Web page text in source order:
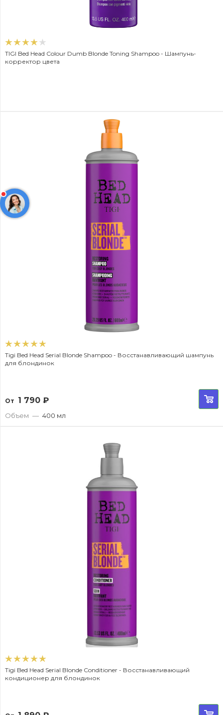
TIGI Bed Head Colour Dumb Blonde Toning Shampoo - Шампунь-
корректор цвета
Tigi Bed Head Serial Blonde Shampoo - Восстанавливающий шампунь
для блондинок
От 1 790 ₽
Объем — 400 мл
Tigi Bed Head Serial Blonde Conditioner - Восстанавливающий
кондиционер для блондинок